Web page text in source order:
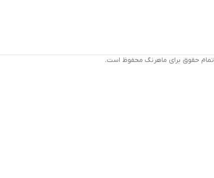
تمام حقوق برای ماهرنگ محفوظ است.